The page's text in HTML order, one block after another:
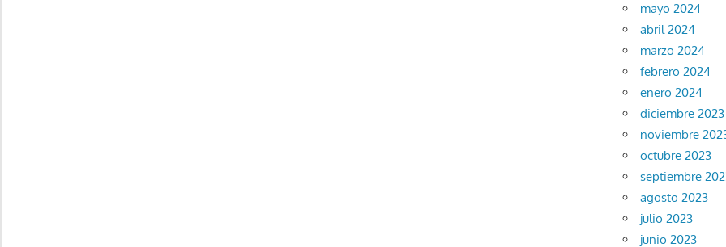
mayo 2024
abril 2024
marzo 2024
febrero 2024
enero 2024
diciembre 2023
noviembre
octubre 2023
septiembre
agosto 2023
julio 2023
junio 2023